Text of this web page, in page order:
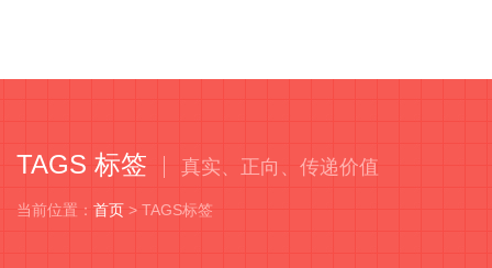
TAGS 标签 真实、正向、传递价值
当前位置： 首页 > TAGS标签